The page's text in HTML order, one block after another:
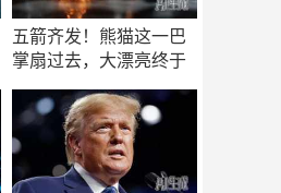
五箭齐发！熊猫这一巴
掌扇过去，大漂亮终于